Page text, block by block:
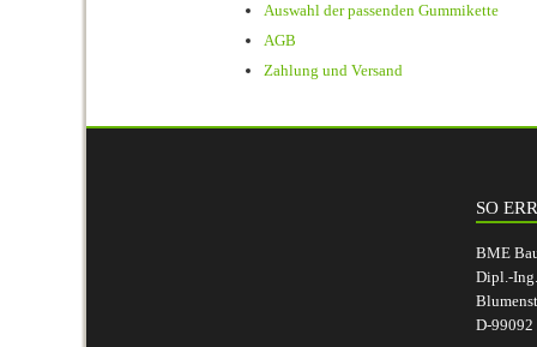
Auswahl der passenden Gummikette
AGB
Zahlung und Versand
SO
BME
Dipl.-
D-99092